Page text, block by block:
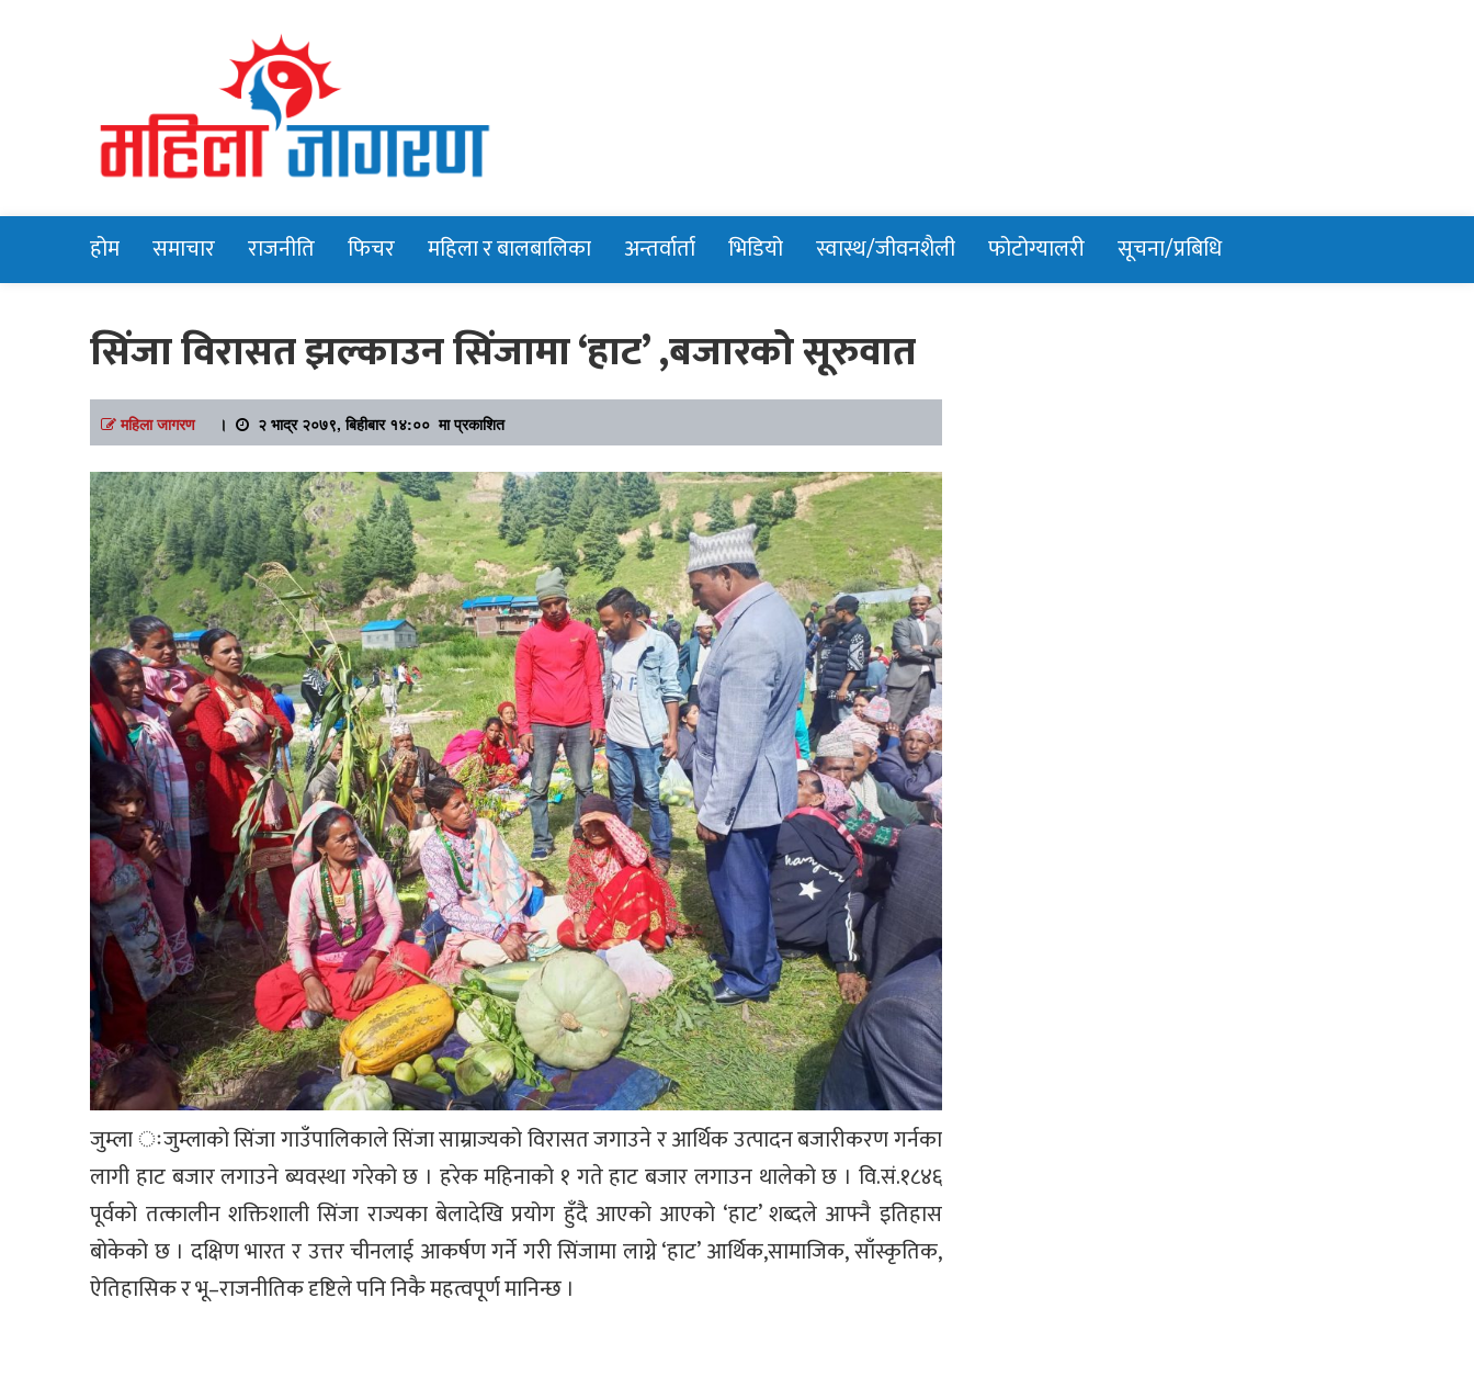
Mahilajagaran
होम समाचार राजनीति फिचर महिला र बालबालिका अन्तर्वार्ता भिडियो स्वास्थ/जीवनशैली फोटोग्यालरी सूचना/प्रबिधि
सिंजा विरासत झल्काउन सिंजामा ‘हाट’ ,बजारको सूरुवात
महिला जागरण। २ भाद्र २०७९, बिहीबार १४:०० मा प्रकाशित
जुम्ला ःजुम्लाको सिंजा गाउँपालिकाले सिंजा साम्राज्यको विरासत जगाउने र आर्थिक उत्पादन बजारीकरण गर्नका
लागी हाट बजार लगाउने ब्यवस्था गरेको छ । हरेक महिनाको १ गते हाट बजार लगाउन थालेको छ । वि.सं.१८४६
पूर्वको तत्कालीन शक्तिशाली सिंजा राज्यका बेलादेखि प्रयोग हुँदै आएको आएको ‘हाट’ शब्दले आफ्नै इतिहास
बोकेको छ । दक्षिण भारत र उत्तर चीनलाई आकर्षण गर्ने गरी सिंजामा लाग्ने ‘हाट’ आर्थिक,सामाजिक, साँस्कृतिक,
ऐतिहासिक र भू–राजनीतिक दृष्टिले पनि निकै महत्वपूर्ण मानिन्छ ।